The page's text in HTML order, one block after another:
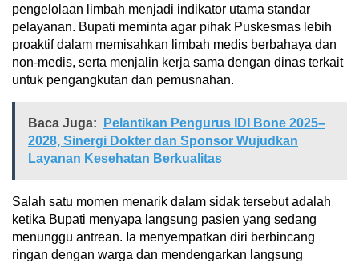
pengelolaan limbah menjadi indikator utama standar
pelayanan. Bupati meminta agar pihak Puskesmas lebih
proaktif dalam memisahkan limbah medis berbahaya dan
non-medis, serta menjalin kerja sama dengan dinas terkait
untuk pengangkutan dan pemusnahan.
Baca Juga:
Pelantikan Pengurus IDI Bone 2025–
2028, Sinergi Dokter dan Sponsor Wujudkan
Layanan Kesehatan Berkualitas
Salah satu momen menarik dalam sidak tersebut adalah
ketika Bupati menyapa langsung pasien yang sedang
menunggu antrean. Ia menyempatkan diri berbincang
ringan dengan warga dan mendengarkan langsung